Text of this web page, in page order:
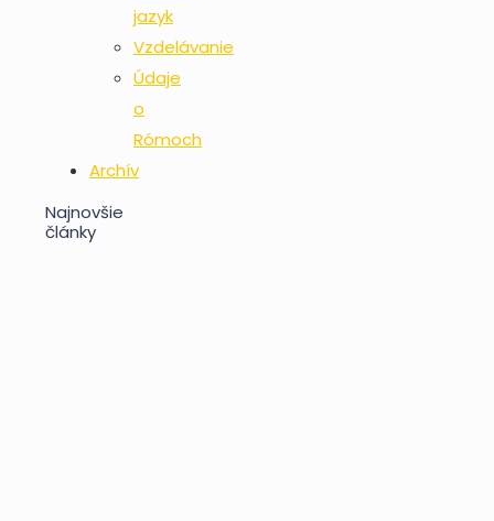
jazyk
Vzdelávanie
Údaje
o
Rómoch
Archív
Najnovšie
články